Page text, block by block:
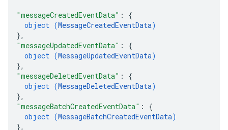
"messageCreatedEventData" : {
object (MessageCreatedEventData)
},
"messageUpdatedEventData" : {
object (MessageUpdatedEventData)
},
"messageDeletedEventData" : {
object (MessageDeletedEventData)
},
"messageBatchCreatedEventData" : {
object (MessageBatchCreatedEventData)
},